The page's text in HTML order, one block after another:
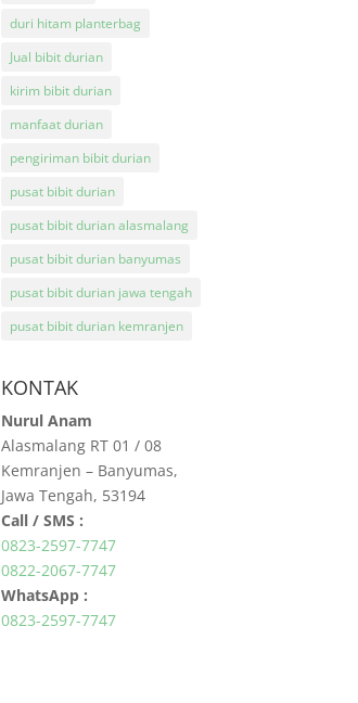
duri hitam planterbag
Jual bibit durian
kirim bibit durian
manfaat durian
pengiriman bibit durian
pusat bibit durian
pusat bibit durian alasmalang
pusat bibit durian banyumas
pusat bibit durian jawa tengah
pusat bibit durian kemranjen
KONTAK
Nurul Anam
Alasmalang RT 01 / 08
Kemranjen – Banyumas,
Jawa Tengah, 53194
Call / SMS :
0823-2597-7747
0822-2067-7747
WhatsApp :
0823-2597-7747